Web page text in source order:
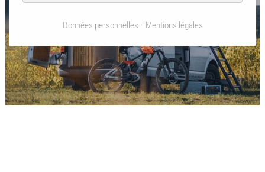
SAV
Contact
TENTE DE TOIT CUMARU 135 REF : VW-CU-135-G
Données personnelles Mentions légales